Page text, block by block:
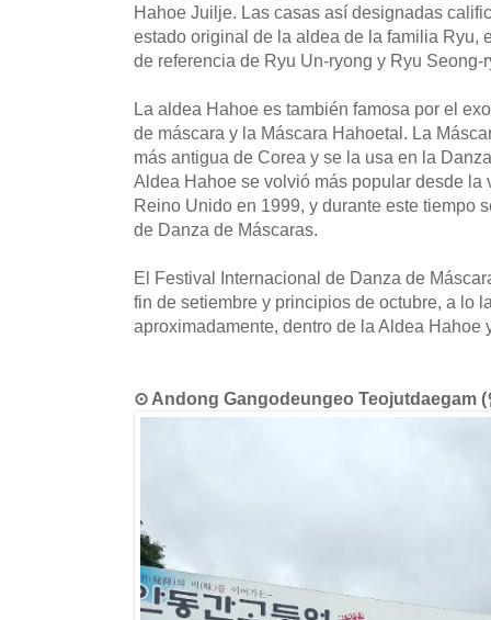
Hahoe Juilje. Las casas así designadas
estado original de la aldea de la familia Ryu,
de referencia de Ryu Un-ryong y Ryu Seong-
La aldea Hahoe es también famosa por el
de máscara y la Máscara Hahoetal. La
más antigua de Corea y se la usa en la
Aldea Hahoe se volvió más popular desde la
Reino Unido en 1999, y durante este tiempo
de Danza de Máscaras.
El Festival Internacional de Danza de
fin de setiembre y principios de octubre, a lo
aproximadamente, dentro de la Aldea Hahoe
⊙ Andong Gangodeungeo Teojutdaegam (